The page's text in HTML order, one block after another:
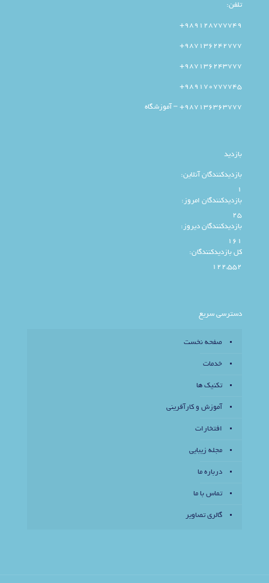
تلفن:
989128777749+
987136242777+
987136243777+
989170777745+
987136363777+ – آموزشگاه
بازدید
بازدیدکنندگان آنلاین:
1
بازدیدکنندگان امروز:
25
بازدیدکنندگان دیروز:
161
کل بازدیدکنند‌گان:
122,552
دسترسی سریع
صفحه نخست
خدمات
تکنیک ها
آموزش و کارآفرینی
افتخارات
مجله زیبایی
درباره ما
تماس با ما
گالری تصاویر